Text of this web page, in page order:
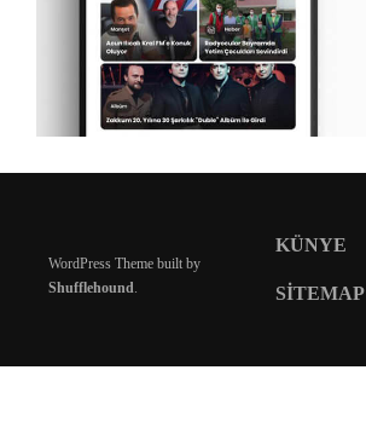
WordPress Theme built by
Shufflehound.
KÜNYE
SITEMAP